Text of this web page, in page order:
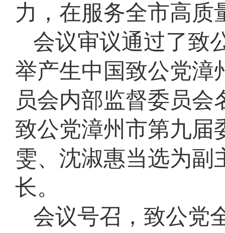
力，在服务全市高质
会议审议通过了致
举产生中国致公党漳
员会内部监督委员
致公党漳州市第九届
雯、沈淑惠当选为副
长。
会议号召，致公党